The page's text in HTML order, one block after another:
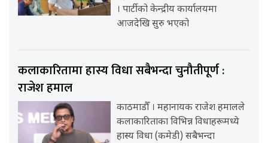
। पार्टीको केन्द्रीय कार्यालयमा
आजदेखि सुरु भएको
कलाकारितामा हास्य विधा सबैभन्दा चुनौतीपूर्ण :
राजेश हमाल
काठमाडौँ । महानायक राजेश हमालले
कलाकारिताका विभिन्न विधाहरूमध्ये
हास्य विधा (कमेडी) सबैभन्दा